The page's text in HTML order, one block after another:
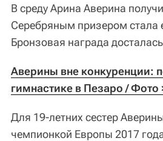
В среду Арина Аверина
Серебряным призером стала
Бронзовая награда
Аверины вне конкуренции:
гимнастике в Пезаро / Фото
Для 19-летних сестер
чемпионкой Европы 2017